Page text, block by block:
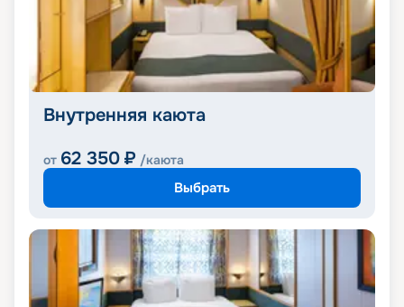
Внутренняя каюта
от 62 350 ₽ /каюта
Выбрать